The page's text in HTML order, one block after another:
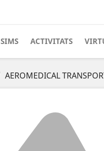
SIMS ACTIVITATS
AEROMEDICAL